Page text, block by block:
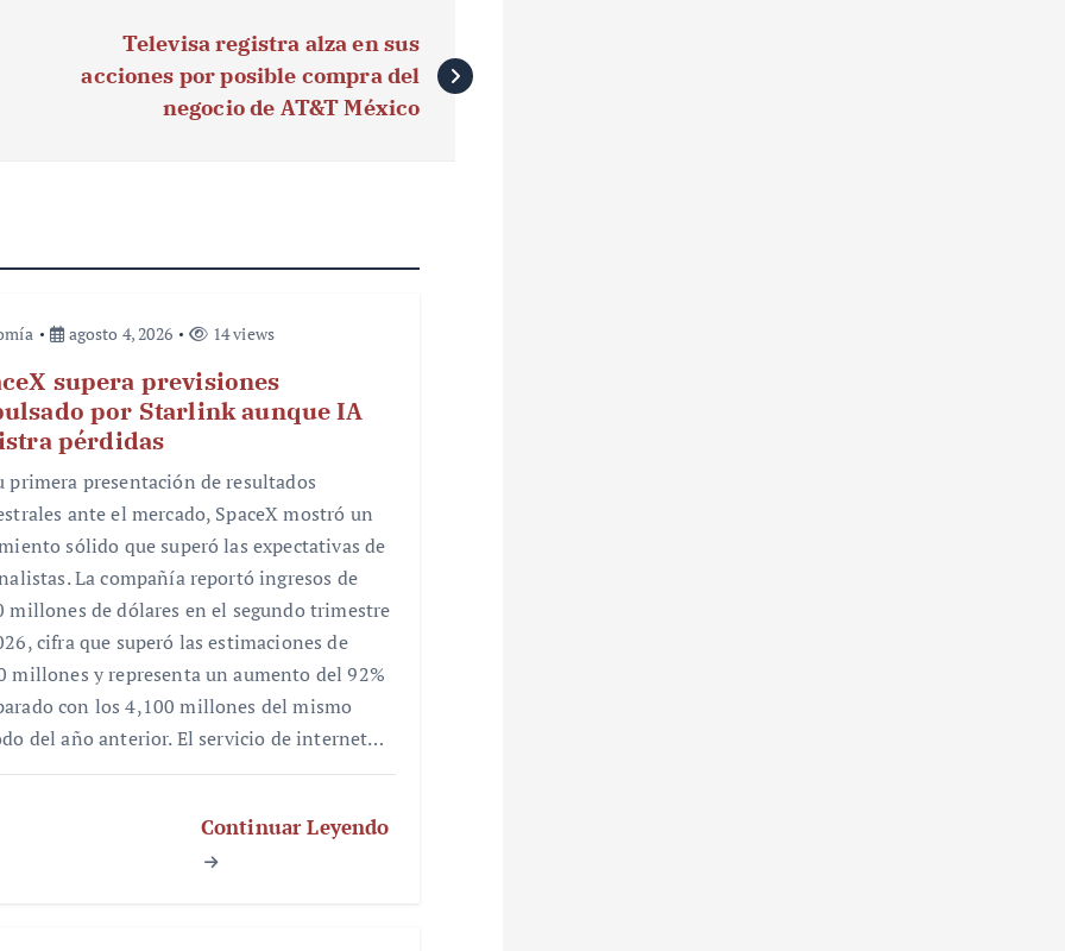
Televisa registra alza en sus
acciones por posible compra del
negocio de AT&T México
agosto 4, 2026 14 views
supera previsiones
por Starlink aunque IA
pérdidas
primera presentación de resultados
ante el mercado, SpaceX mostró un
sólido que superó las expectativas de
La compañía reportó ingresos de
millones de dólares en el segundo trimestre
cifra que superó las estimaciones de
millones y representa un aumento del 92%
con los 4,100 millones del mismo
del año anterior. El servicio de internet…
Continuar Leyendo